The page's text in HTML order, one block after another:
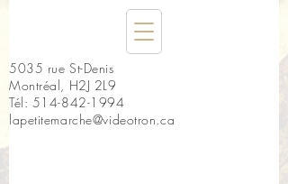
5035 rue St-Denis
Montréal, H2J 2L9
Tél: 514-842-1994
lapetitemarche@videotron.ca